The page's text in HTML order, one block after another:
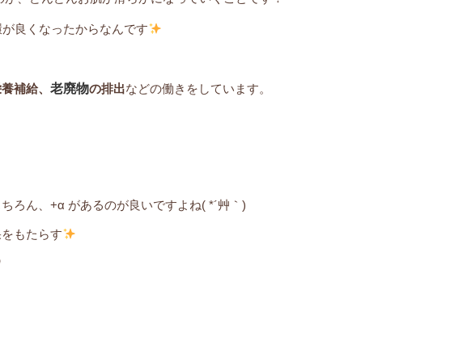
良くなったからなんです
補給、 老廃物の排出などの働きをしています。
ろん、+α があるのが良いですよね( *´艸｀)
もたらす